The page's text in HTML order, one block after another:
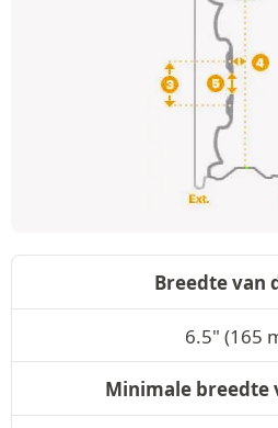
Breedte van
6.5" (165
Minimale breedte